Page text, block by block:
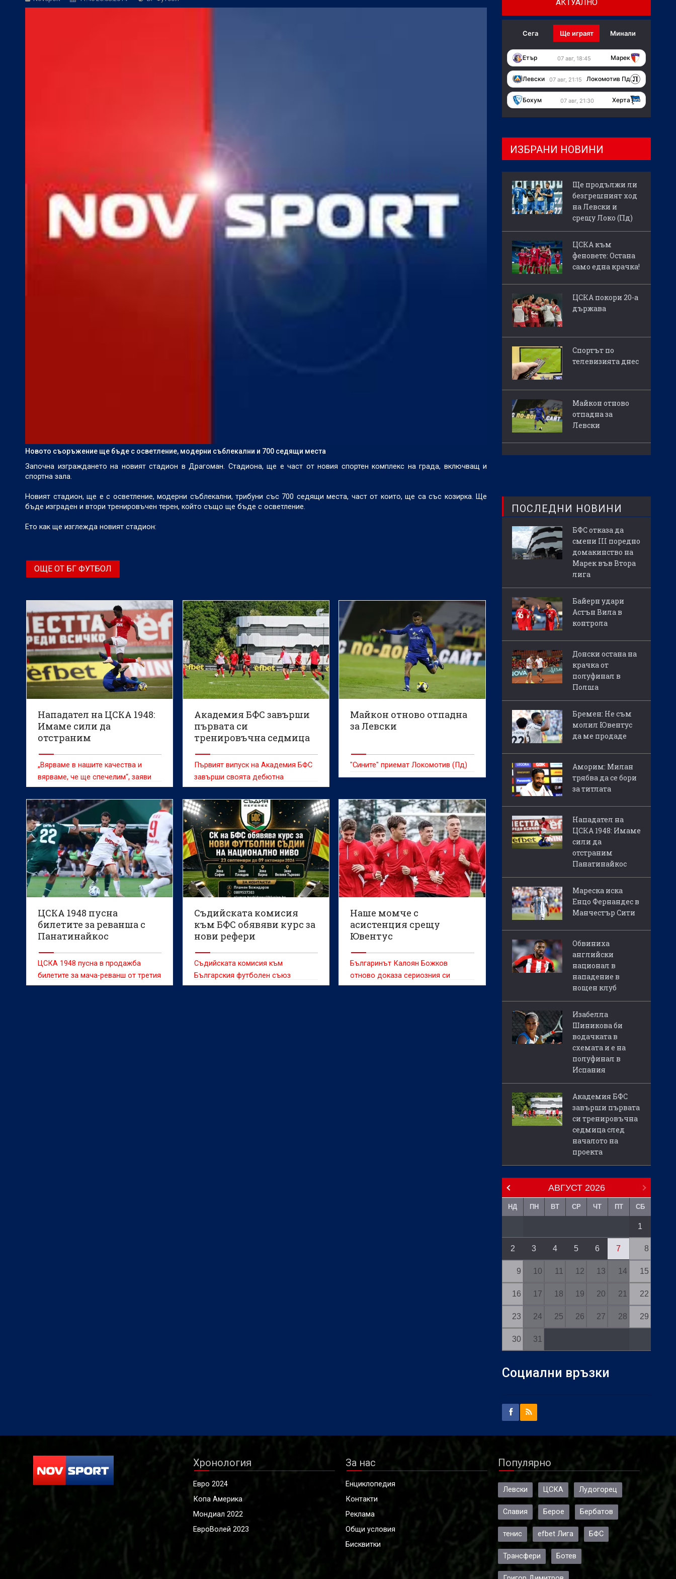
Коментар:Ще продължи ли безгрешният ход на Левски и срещу Локо (Пд)
Новото съоръжение ще бъде с осветление, модерни съблекални и 700 седящи места
Започна изграждането на новият стадион в Драгоман. Стадиона, ще е част от новия спортен комплекс на града, включващ и
спортна зала.
Новият стадион, ще е с осветление, модерни съблекални, трибуни със 700 седящи места, част от които, ще са със козирка. Ще
бъде изграден и втори тренировъчен терен, който също ще бъде с осветление.
Ето как ще изглежда новият стадион:
ОЩЕ ОТ БГ ФУТБОЛ
Нападател на ЦСКА 1948:
Имаме сили да
отстраним
„Вярваме в нашите качества и
вярваме, че ще спечелим“, заяви
Мамаду Диало
Академия БФС завърши
първата си
тренировъчна седмица
проекта
Първият випуск на Академия БФС
завърши своята дебютна
тренировъчна седмица,
поставяйки основите на
ежедневния процес, който ще
бъде в основата на развитието на
младите футболни таланти.
Майкон отново отпадна
за Левски
"Сините" приемат Локомотив (Пд)
ЦСКА 1948 пусна
билетите за реванша с
Панатинайкос
ЦСКА 1948 пусна в продажба
билетите за мача-реванш от третия
квалификационен кръг в Лигата на
Съдийската комисия
към БФС обявяви курс за
нови рефери
Съдийската комисия към
Българския футболен съюз
стартира нов курс за подготовка
Наше момче с
асистенция срещу
Ювентус
Българинът Калоян Божков
отново доказа сериозния си
потенциал, след като направи
АКТУАЛНО
Сега Ще играят Минали
Етър 07 авг, 18:45 Марек
Левски 07 авг, 21:15 Локомотив Пд
Бохум 07 авг, 21:30 Херта
ИЗБРАНИ НОВИНИ
Ще продължи ли
безгрешният ход
на Левски и
срещу Локо (Пд)
ЦСКА към
феновете: Остана
само една крачка!
ЦСКА покори 20-а
държава
Спортът по
телевизията днес
Майкон отново
отпадна за
Левски
ПОСЛЕДНИ НОВИНИ
БФС отказа да
смени III поредно
домакинство на
Марек във Втора
лига
Байерн удари
Астън Вила в
контрола
Донски остана на
крачка от
полуфинал в
Полша
Бремен: Не съм
молил Ювентус
да ме продаде
Аморим: Милан
трябва да се бори
за титлата
Нападател на
ЦСКА 1948: Имаме
сили да
отстраним
Панатинайкос
Мареска иска
Енцо Фернандес в
Манчестър Сити
Обвиниха
английски
национал в
нападение в
нощен клуб
Изабелла
Шиникова би
водачката в
схемата и е на
полуфинал в
Испания
Академия БФС
завърши първата
си тренировъчна
седмица след
началото на
проекта
АВГУСТ 2026
НД ПН ВТ СР ЧТ ПТ СБ
1
2 3 4 5 6 7 8
9 10 11 12 13 14 15
16 17 18 19 20 21 22
23 24 25 26 27 28 29
30 31
Социални връзки
Хронология
Евро 2024
Копа Америка
Мондиал 2022
ЕвроВолей 2023
За нас
Енциклопедия
Контакти
Реклама
Общи условия
Бисквитки
Популярно
Левски ЦСКА Лудогорец
Славия Берое Бербатов
тенис efbet Лига БФС
Трансфери Ботев